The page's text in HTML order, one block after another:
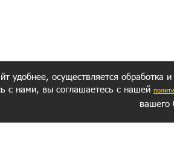
удобнее, осуществляется обработка
с нами, вы соглашаетесь с нашей
вашего